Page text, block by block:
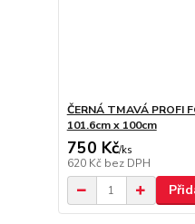
ČERNÁ TMAVÁ PROFI
101.6cm x 100cm
750 Kč/ks
620 Kč bez DPH